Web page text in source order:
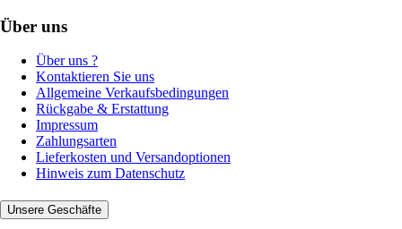
Über uns
Über uns ?
Kontaktieren Sie uns
Allgemeine Verkaufsbedingungen
Rückgabe & Erstattung
Impressum
Zahlungsarten
Lieferkosten und Versandoptionen
Hinweis zum Datenschutz
Unsere Geschäfte